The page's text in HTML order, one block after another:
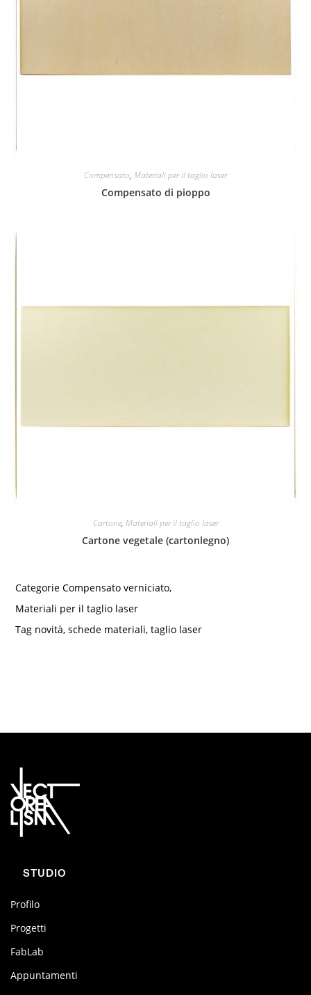
Compensato, Materiali per il taglio laser
Compensato di pioppo
Cartone, Materiali per il taglio laser
Cartone vegetale (cartonlegno)
Categorie Compensato verniciato,
Materiali per il taglio laser
Tag novità,schede materiali,taglio laser
STUDIO
Profilo
Progetti
FabLab
Appuntamenti